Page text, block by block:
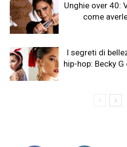
Unghie over 40:
come
I segreti di
hip-hop: Becky